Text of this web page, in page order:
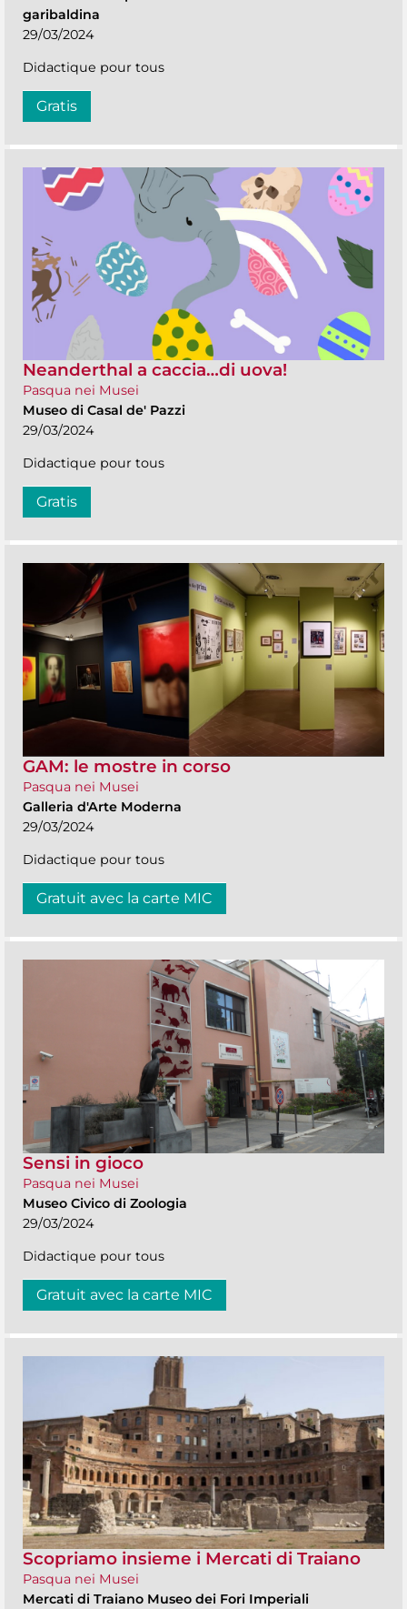
garibaldina
29/03/2024
Didactique pour tous
Gratis
Neanderthal a caccia…di uova!
Pasqua nei Musei
Museo di Casal de' Pazzi
29/03/2024
Didactique pour tous
Gratis
GAM: le mostre in corso
Pasqua nei Musei
Galleria d'Arte Moderna
29/03/2024
Didactique pour tous
Gratuit avec la carte MIC
Sensi in gioco
Pasqua nei Musei
Museo Civico di Zoologia
29/03/2024
Didactique pour tous
Gratuit avec la carte MIC
Scopriamo insieme i Mercati di Traiano
Pasqua nei Musei
Mercati di Traiano Museo dei Fori Imperiali